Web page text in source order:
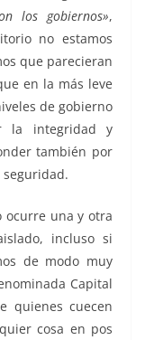
los gobiernos»,
no estamos
que parecieran
en la más leve
de gobierno
la integridad y
también por
ocurre una y otra
incluso si
de modo muy
Capital
quienes cuecen
cosa en pos